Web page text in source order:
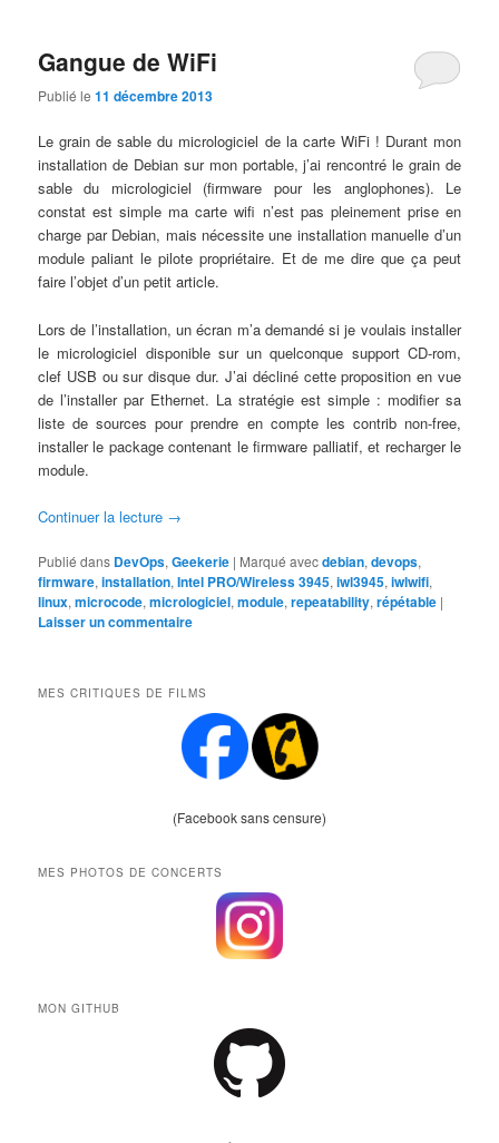
Gangue de WiFi
Publié le11 décembre 2013
Le grain de sable du micrologiciel de la carte WiFi ! Durant mon
installation de Debian sur mon portable, j’ai rencontré le grain de
sable du micrologiciel (firmware pour les anglophones). Le
constat est simple ma carte wifi n’est pas pleinement prise en
charge par Debian, mais nécessite une installation manuelle d’un
module paliant le pilote propriétaire. Et de me dire que ça peut
faire l’objet d’un petit article.
Lors de l’installation, un écran m’a demandé si je voulais installer
le micrologiciel disponible sur un quelconque support CD-rom,
clef USB ou sur disque dur. J’ai décliné cette proposition en vue
de l’installer par Ethernet. La stratégie est simple : modifier sa
liste de sources pour prendre en compte les contrib non-free,
installer le package contenant le firmware palliatif, et recharger le
module.
Continuer la lecture →
Publié dans DevOps,Geekerie | Marqué avecdebian,devops,
firmware,installation,Intel PRO/Wireless 3945,iwl3945,iwlwifi,
linux,microcode,micrologiciel,module,repeatability,répétable |
Laisser un commentaire
MES CRITIQUES DE FILMS
(Facebook sans censure)
MES PHOTOS DE CONCERTS
MON GITHUB